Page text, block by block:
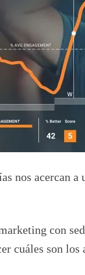
nos acercan
con
cuáles son